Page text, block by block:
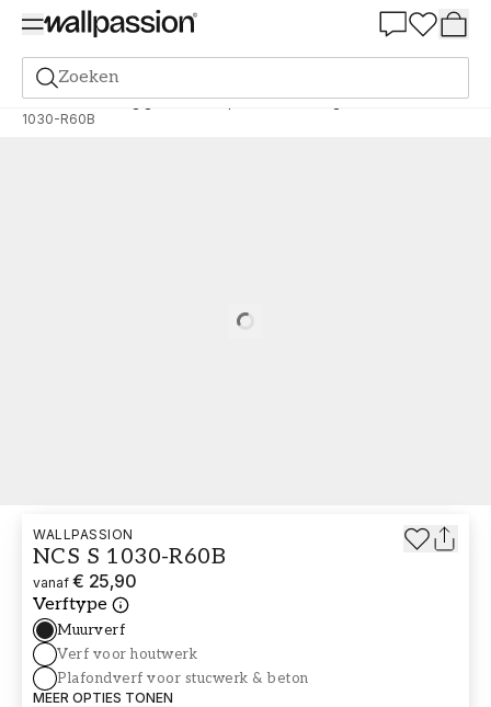
Zoeken
Verf Bestelling gebaseerd op NCS Bestelling door NCS
1030-R60B
WALLPASSION
NCS S 1030-R60B
vanaf € 25,90
Verftype
Muurverf
Verf voor houtwerk
Plafondverf voor stucwerk & beton
MEER OPTIES TONEN